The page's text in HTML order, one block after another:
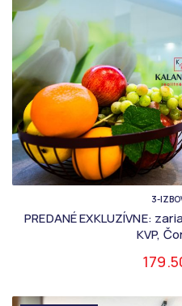
3-
PREDANÉ EXKLUZÍVNE:
KVP,